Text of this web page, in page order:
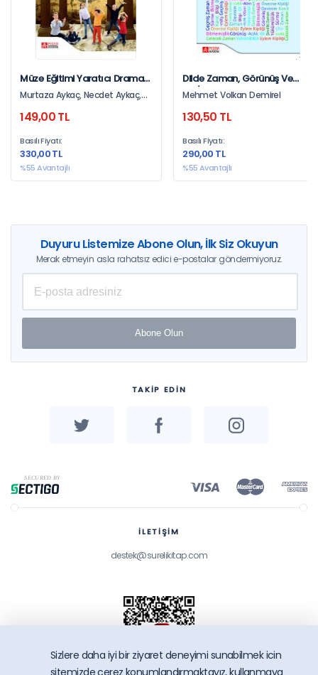
Müze Eğitimi Yaratıcı Drama
Uygulamaları
Murtaza Aykaç, Necdet Aykaç,
149,00 TL
Basılı Fiyatı:
330,00 TL
%55 Avantajlı
Dilde Zaman, Görünüş Ve
Kip/Kiplik
Mehmet Volkan Demirel
130,50 TL
Basılı Fiyatı:
290,00 TL
%55 Avantajlı
Duyuru Listemize Abone Olun, İlk Siz Okuyun
Merak etmeyin asla rahatsız edici e-postalar göndermiyoruz.
Abone Olun
TAKİP EDİN
İLETİŞİM
destek@surelikitap.com
Sizlere daha iyi bir ziyaret deneyimi sunabilmek icin
sitemizde çerez konumlandırmaktayız, kullanmaya